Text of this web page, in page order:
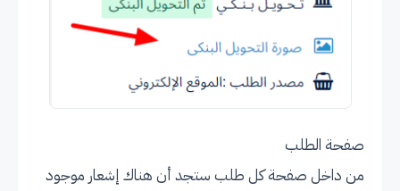
صفحة الطلب
من داخل صفحة كل طلب ستجد أن هناك إشعار موجود